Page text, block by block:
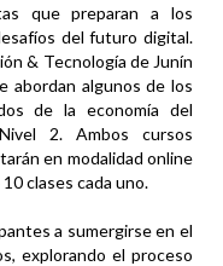
que preparan a los
del futuro digital.
& Tecnología de Junín
abordan algunos de los
de la economía del
2. Ambos cursos
en modalidad online
clases cada uno.
a sumergirse en el
explorando el proceso